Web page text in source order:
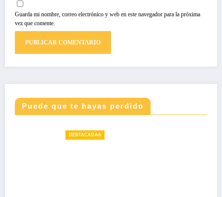
Guarda mi nombre, correo electrónico y web en este navegador para la próxima
vez que comente.
Puede que te hayas perdido